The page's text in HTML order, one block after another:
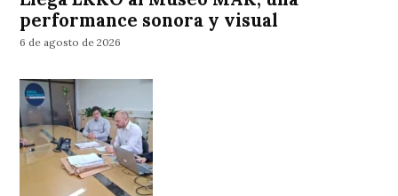
performance sonora y visual
6 de agosto de 2026